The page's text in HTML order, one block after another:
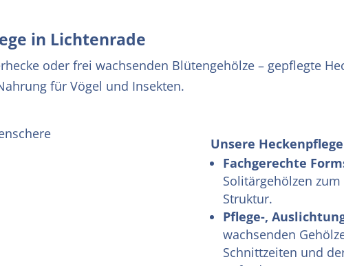
in Lichtenrade
oder frei wachsenden Blütengehölze – gepflegte
für Vögel und Insekten.
Unsere
Fachgerechte
Solitärgehölzen
Struktur.
Pflege-,
wachsenden
Schnittzeiten und